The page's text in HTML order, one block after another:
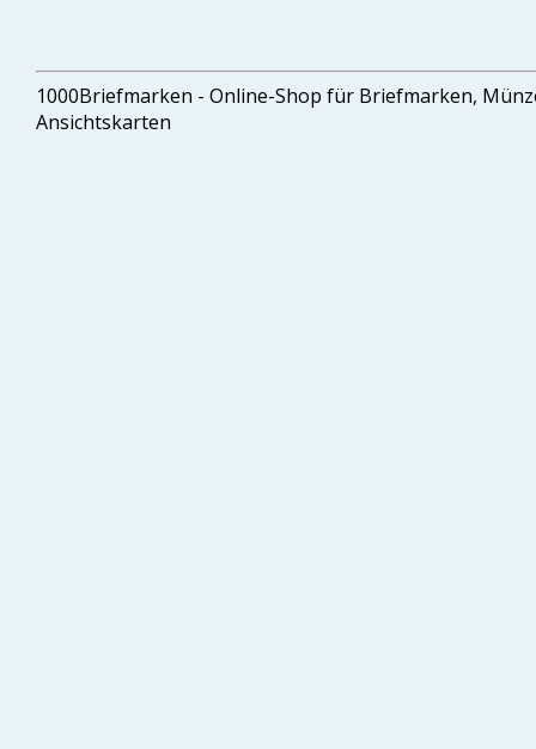
1000Briefmarken - Online-Shop für Briefmarken,
Ansichtskarten